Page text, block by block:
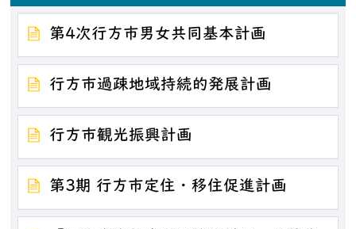
第4次行方市男女共同基本計画
行方市過疎地域持続的発展計画
行方市観光振興計画
第3期 行方市定住・移住促進計画